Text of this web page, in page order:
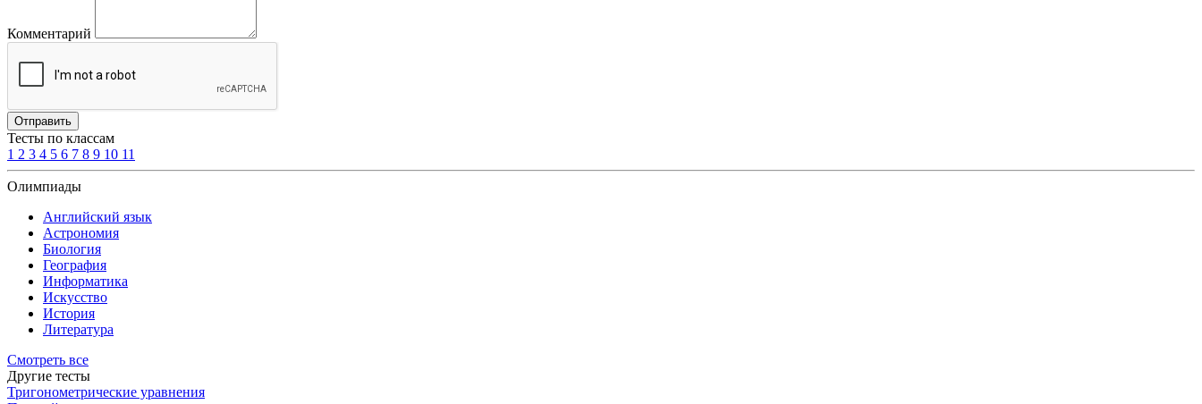
Комментарий
Отправить
Тесты по классам
1 2 3 4 5 6 7 8 9 10 11
Олимпиады
Английский язык
Астрономия
Биология
География
Информатика
Искусство
История
Литература
Смотреть все
Другие тесты
Тригонометрические уравнения